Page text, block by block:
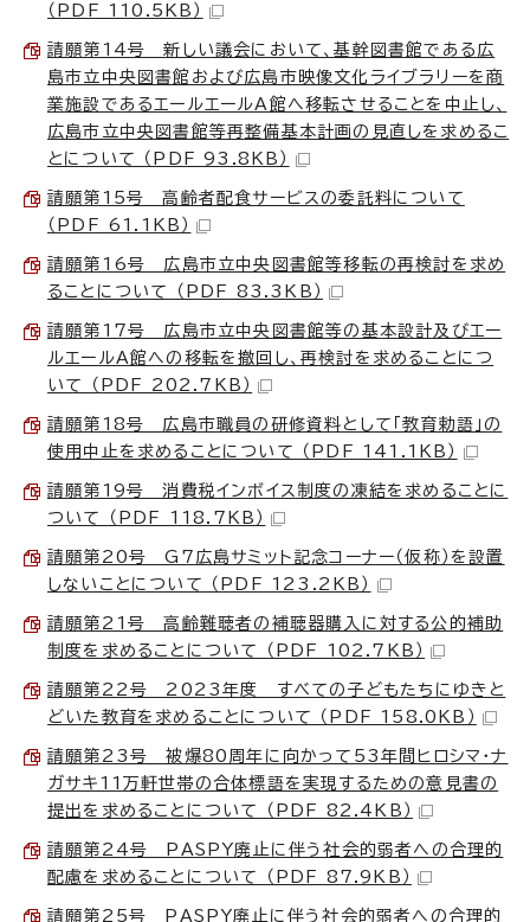
（PDF 110.5KB）
請願第14号 新しい議会において、基幹図書館である広
島市立中央図書館および広島市映像文化ライブラリーを商
業施設であるエールエールA館へ移転させることを中止し、
広島市立中央図書館等再整備基本計画の見直しを求めるこ
とについて （PDF 93.8KB）
請願第15号 高齢者配食サービスの委託料について
（PDF 61.1KB）
請願第16号 広島市立中央図書館等移転の再検討を求め
ることについて （PDF 83.3KB）
請願第17号 広島市立中央図書館等の基本設計及びエー
ルエールA館への移転を撤回し、再検討を求めることにつ
いて （PDF 202.7KB）
請願第18号 広島市職員の研修資料として「教育勅語」の
使用中止を求めることについて （PDF 141.1KB）
請願第19号 消費税インボイス制度の凍結を求めることに
ついて （PDF 118.7KB）
請願第20号 G7広島サミット記念コーナー（仮称）を設置
しないことについて （PDF 123.2KB）
請願第21号 高齢難聴者の補聴器購入に対する公的補助
制度を求めることについて （PDF 102.7KB）
請願第22号 2023年度 すべての子どもたちにゆきと
どいた教育を求めることについて （PDF 158.0KB）
請願第23号 被爆80周年に向かって53年間ヒロシマ・ナ
ガサキ11万軒世帯の合体標語を実現するための意見書の
提出を求めることについて （PDF 82.4KB）
請願第24号 PASPY廃止に伴う社会的弱者への合理的
配慮を求めることについて （PDF 87.9KB）
請願第25号 PASPY廃止に伴う社会的弱者への合理的